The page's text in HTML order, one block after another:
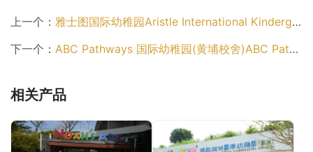
上一个： 雅士图国际幼稚园Aristle International Kindergarten（深水埗区幼稚园）
下一个： ABC Pathways 国际幼稚园(黄埔校舍)ABC Pathways International Kindergarten (Whampoa Campus)（九龙城区幼稚园）
相关产品